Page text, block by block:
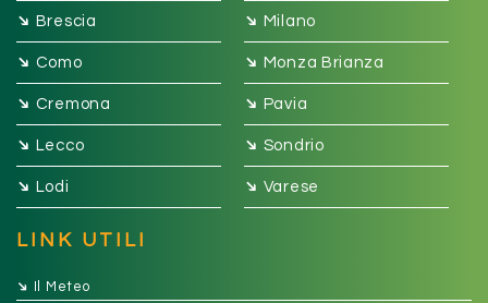
➔ Brescia ➔ Milano
➔ Como ➔ Monza Brianza
➔ Cremona ➔ Pavia
➔ Lecco ➔ Sondrio
➔ Lodi ➔ Varese
LINK UTILI
➔ Il Meteo